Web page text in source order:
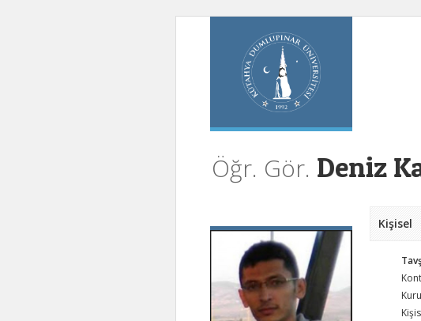
Öğr. Gör. Deniz
Kişisel